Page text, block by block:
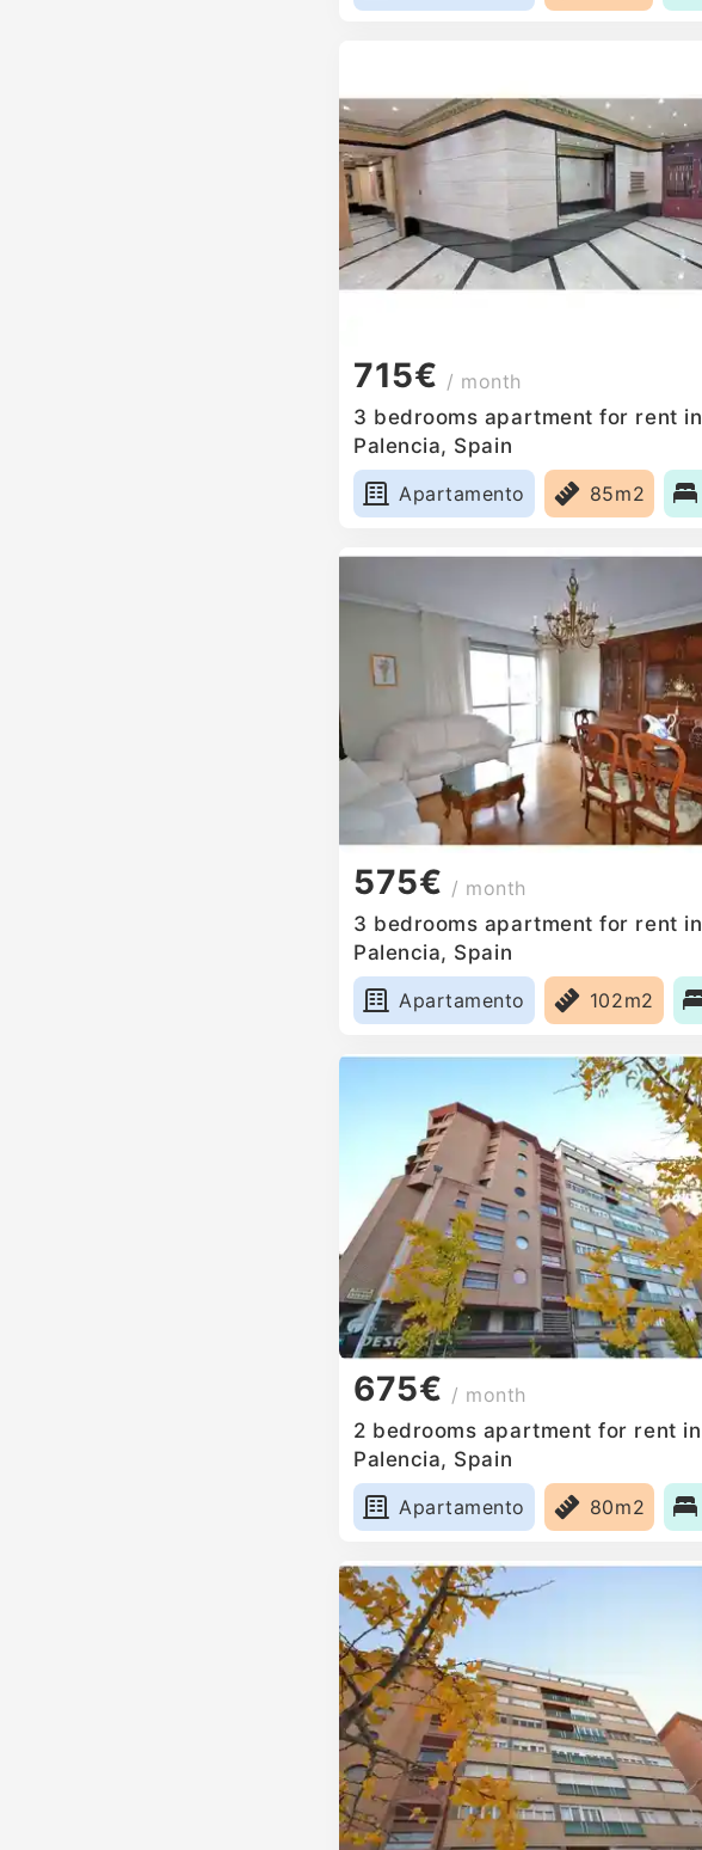
715€ / month
3 bedrooms apartment for rent in
Palencia, Spain
Apartamento
85m2
575€ / month
3 bedrooms apartment for rent in
Palencia, Spain
Apartamento
102m2
675€ / month
2 bedrooms apartment for rent in
Palencia, Spain
Apartamento
80m2